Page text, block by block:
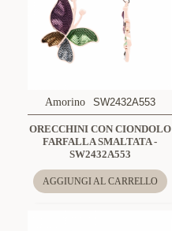
Amorino SW2432A553
ORECCHINI CON CIONDOLO
FARFALLA SMALTATA -
SW2432A553
AGGIUNGI AL CARRELLO